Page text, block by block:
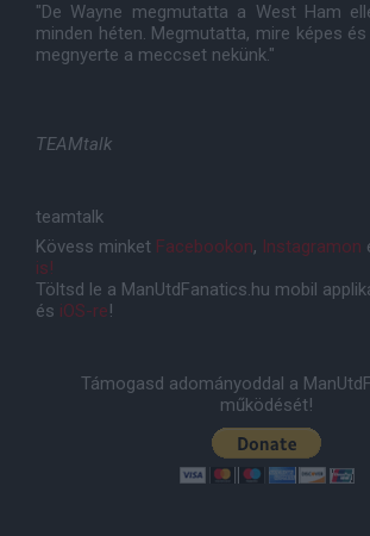
"De Wayne megmutatta a West Ham
minden héten. Megmutatta, mire képes
megnyerte a meccset nekünk."
TEAMtalk
teamtalk
Kövess minket Facebookon, Instagramon
is!
Töltsd le a ManUtdFanatics.hu mobil
és iOS-re!
Támogasd adományoddal a
működését!